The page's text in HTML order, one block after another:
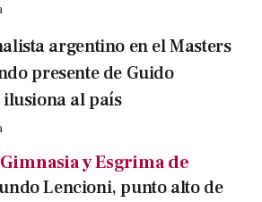
argentino en el Masters
presente de Guido
al país
y Esgrima de
Lencioni, punto alto de